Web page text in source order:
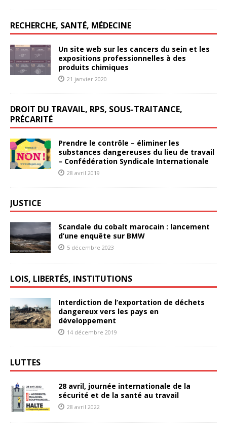
RECHERCHE, SANTÉ, MÉDECINE
Un site web sur les cancers du sein et les
expositions professionnelles à des
produits chimiques
21 janvier 2020
DROIT DU TRAVAIL, RPS, SOUS-TRAITANCE,
PRÉCARITÉ
Prendre le contrôle – éliminer les
substances dangereuses du lieu de travail
– Confédération Syndicale Internationale
28 avril 2019
JUSTICE
Scandale du cobalt marocain : lancement
d’une enquête sur BMW
5 décembre 2023
LOIS, LIBERTÉS, INSTITUTIONS
Interdiction de l’exportation de déchets
dangereux vers les pays en
développement
14 décembre 2019
LUTTES
28 avril, journée internationale de la
sécurité et de la santé au travail
28 avril 2022